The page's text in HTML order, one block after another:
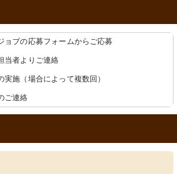
ョブの応募フォームからご応募
当者よりご連絡
実施（場合によって複数回）
ご連絡